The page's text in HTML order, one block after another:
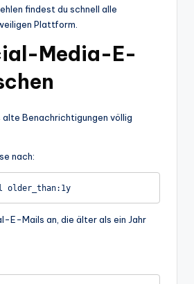
findest du schnell alle
Plattform.
Media-E-
Benachrichtigungen völlig
nach:
category:social older_than:1y
E-Mails an, die älter als ein Jahr